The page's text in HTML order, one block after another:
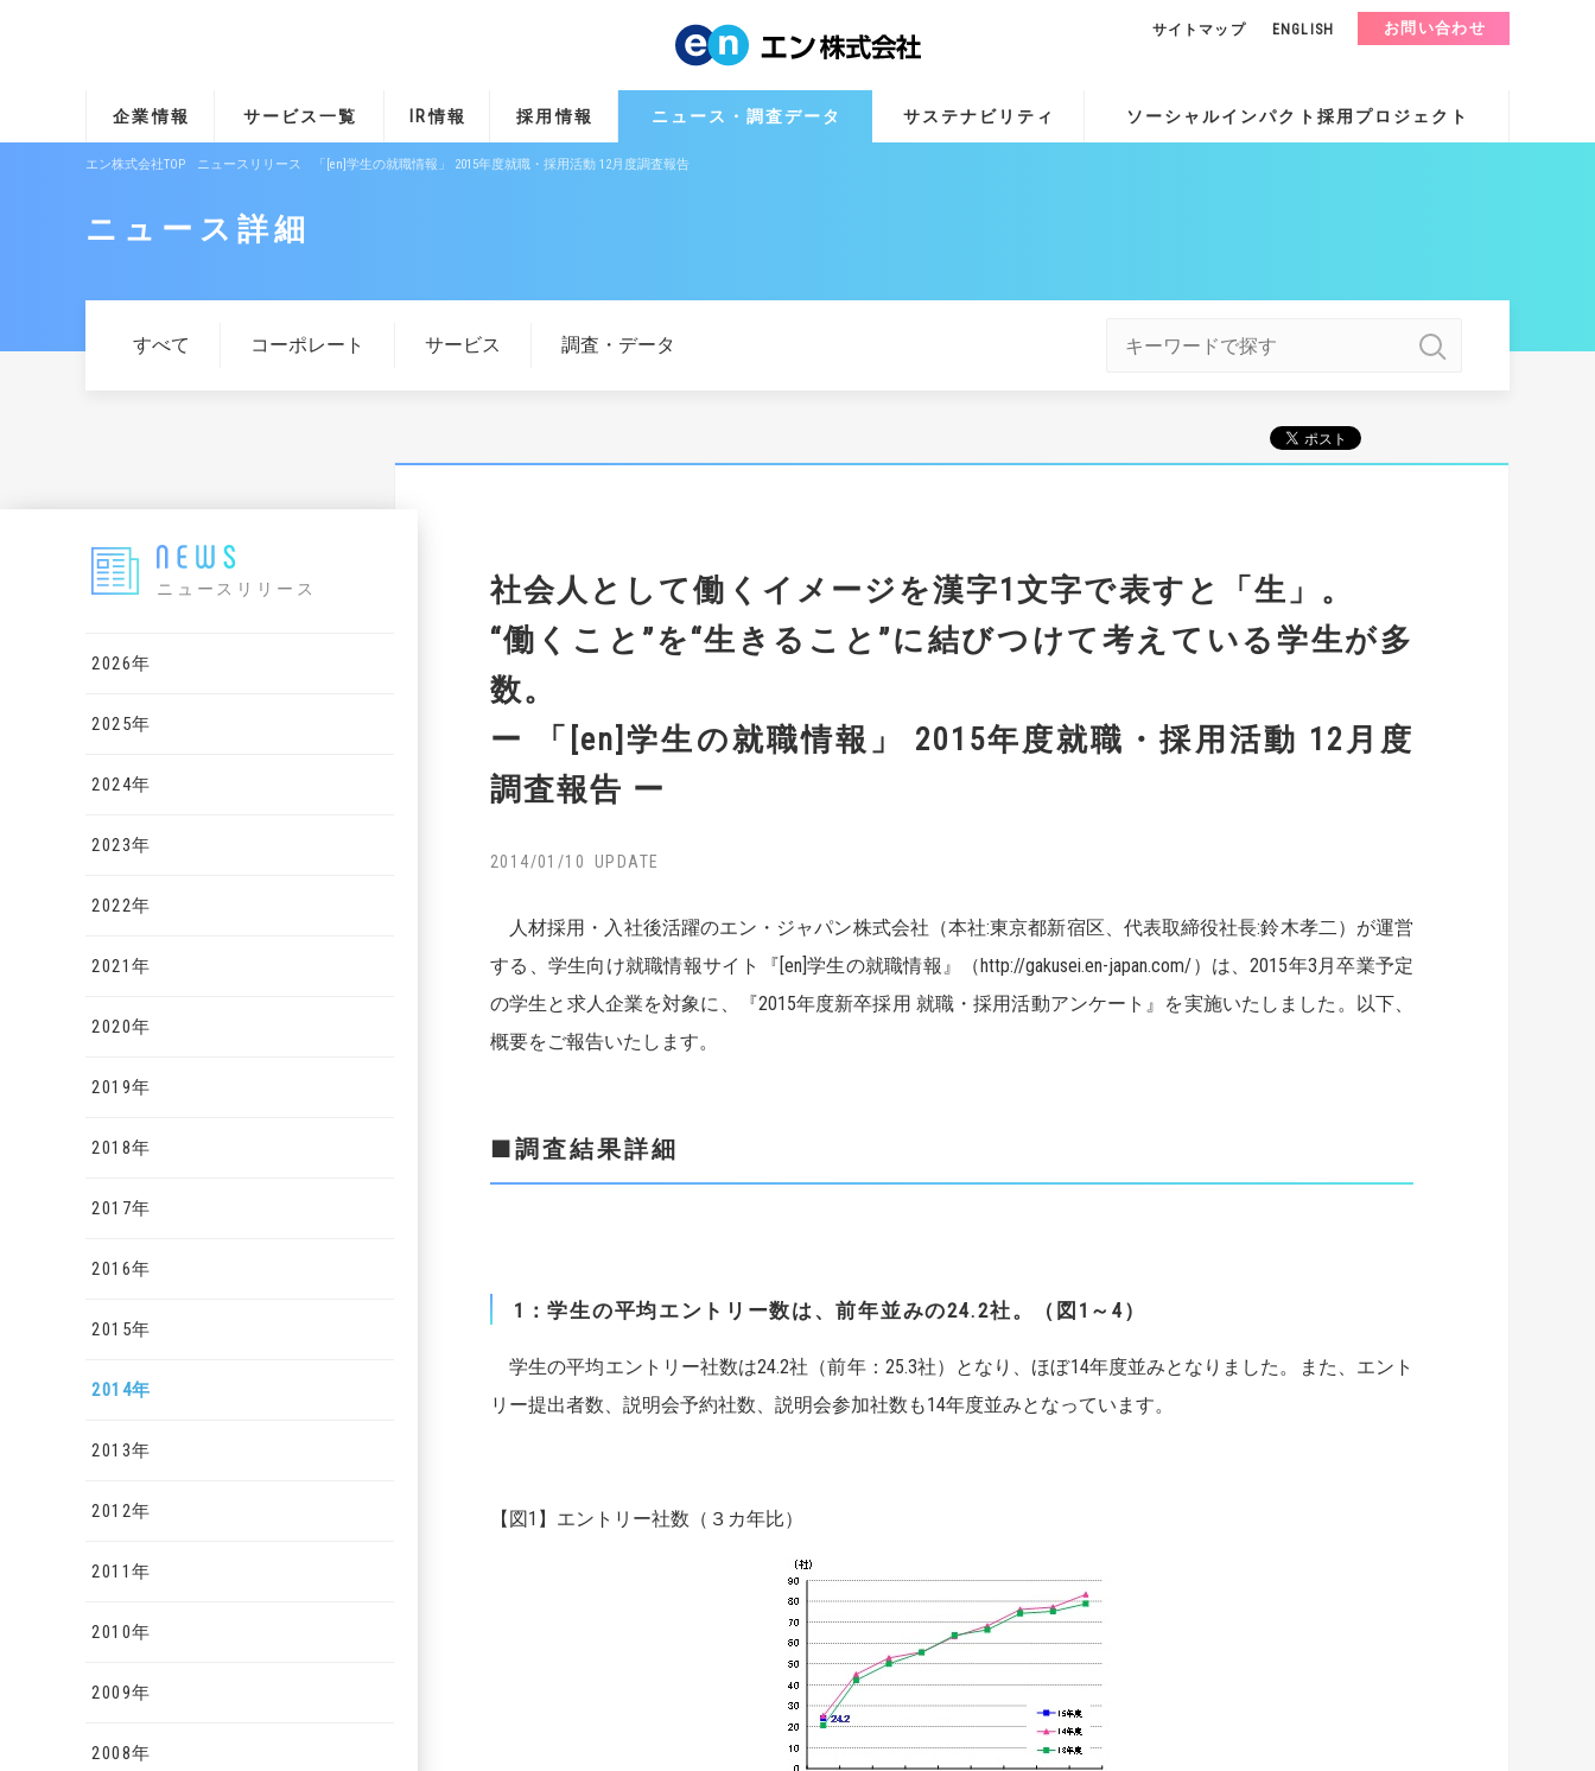
企業情報 サービス一覧 IR情報 採用情報 ニュース・調査データ サステナビリティ ソーシャルインパクト採用プロジェクト
サイトマップ ENGLISH お問い合わせ
エン株式会社TOP ニュースリリース 「[en]学生の就職情報」 2015年度就職・採用活動 12月度調査報告
ニュース詳細
すべて コーポレート サービス 調査・データ
ニュースリリース
2026年
2025年
2024年
2023年
2022年
2021年
2020年
2019年
2018年
2017年
2016年
2015年
2014年
2013年
2012年
2011年
2010年
2009年
2008年
社会人として働くイメージを漢字1文字で表すと「生」。
“働くこと”を“生きること”に結びつけて考えている学生が多
数。
ー 「[en]学生の就職情報」 2015年度就職・採用活動 12月度
調査報告 ー
2014/01/10
人材採用・入社後活躍のエン・ジャパン株式会社（本社:東京都新宿区、代表取締役社長:鈴木孝二）が運営
する、学生向け就職情報サイト『[en]学生の就職情報』（http://gakusei.en-japan.com/）は、2015年3月卒業予定
の学生と求人企業を対象に、『2015年度新卒採用 就職・採用活動アンケート』を実施いたしました。以下、
概要をご報告いたします。
■調査結果詳細
1：学生の平均エントリー数は、前年並みの24.2社。（図1～4）
学生の平均エントリー社数は24.2社（前年：25.3社）となり、ほぼ14年度並みとなりました。また、エント
リー提出者数、説明会予約社数、説明会参加社数も14年度並みとなっています。
【図1】エントリー社数（３カ年比）